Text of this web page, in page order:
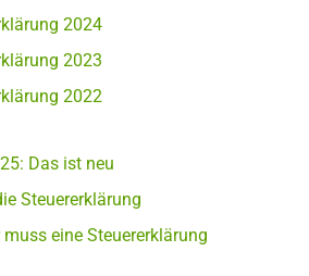
2024
2023
2022
Das ist neu
Steuererklärung
eine Steuererklärung